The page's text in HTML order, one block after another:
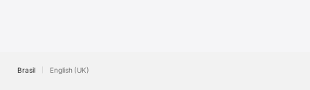
Brasil English (UK)